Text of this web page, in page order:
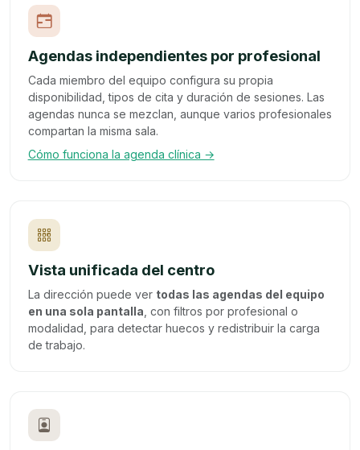
Agendas independientes por profesional
Cada miembro del equipo configura su propia
disponibilidad, tipos de cita y duración de sesiones. Las
agendas nunca se mezclan, aunque varios profesionales
compartan la misma sala.
Cómo funciona la agenda clínica →
Vista unificada del centro
La dirección puede ver todas las agendas del equipo
en una sola pantalla , con filtros por profesional o
modalidad, para detectar huecos y redistribuir la carga
de trabajo.